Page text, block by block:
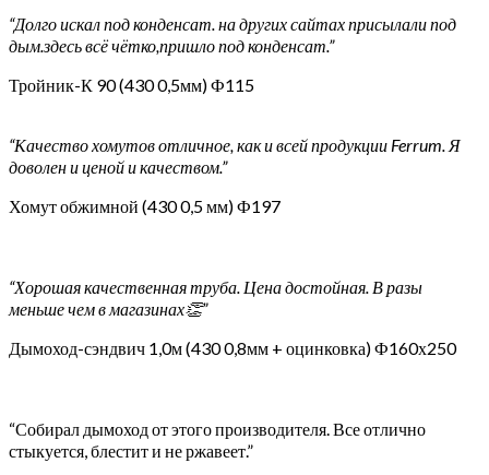
“Долго искал под конденсат. на других сайтах присылали под
дым.здесь всё чётко,пришло под конденсат.”
Тройник-К 90 (430 0,5мм) Ф115
“Качество хомутов отличное, как и всей продукции Ferrum. Я
доволен и ценой и качеством.”
Хомут обжимной (430 0,5 мм) Ф197
“Хорошая качественная труба. Цена достойная. В разы
меньше чем в магазинах👏”
Дымоход-сэндвич 1,0м (430 0,8мм + оцинковка) Ф160х250
“Собирал дымоход от этого производителя. Все отлично
стыкуется, блестит и не ржавеет.”